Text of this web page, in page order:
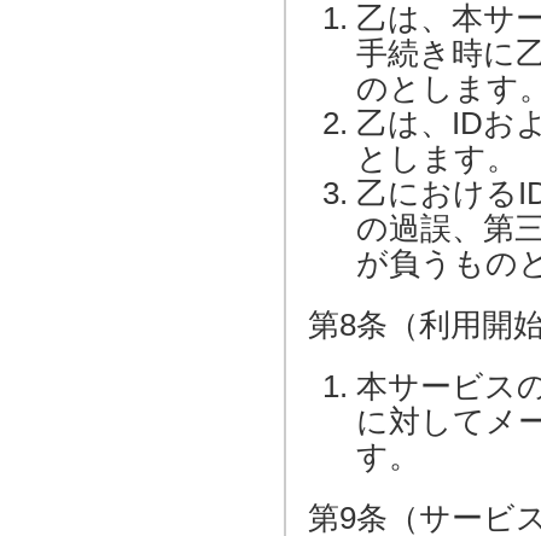
乙は、本サ
手続き時に
のとします
乙は、IDお
とします。
乙における
の過誤、第
が負うもの
第8条（利用開
本サービス
に対してメ
す。
第9条（サービ